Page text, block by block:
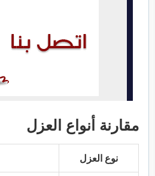
مقارنة أنواع العزل
نوع العزل